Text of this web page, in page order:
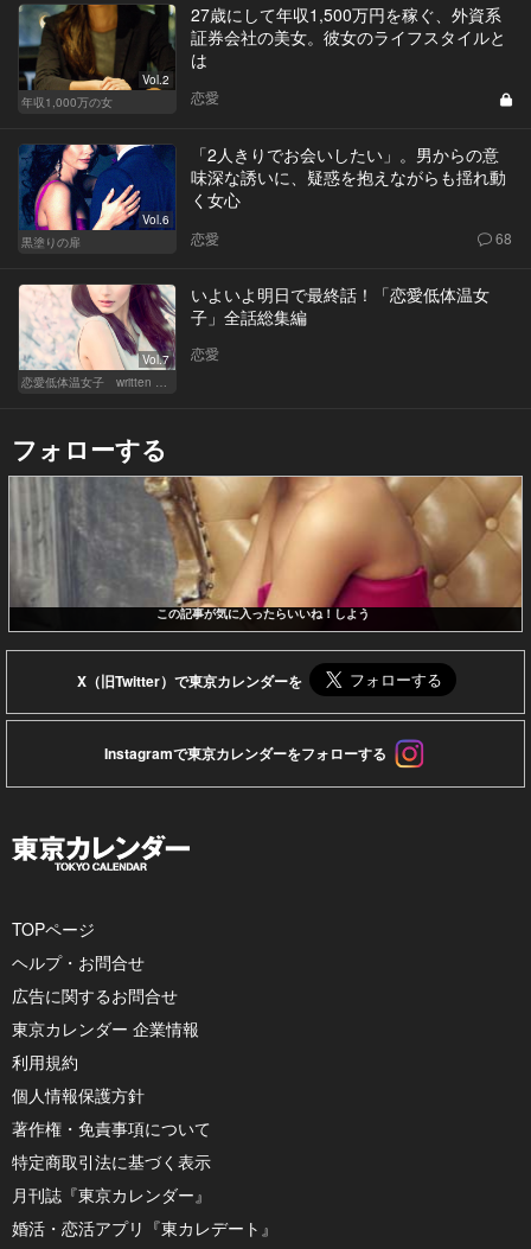
Vol.2
年収1,000万の女
27歳にして年収1,500万円を稼ぐ、外資系
証券会社の美女。彼女のライフスタイルと
は
恋愛
Vol.6
黒塗りの扉
「2人きりでお会いしたい」。男からの意
味深な誘いに、疑惑を抱えながらも揺れ動
く女心
恋愛 68
Vol.7
いよいよ明日で最終話！「恋愛低体温女
子」全話総集編
恋愛
フォローする
この記事が気に入ったらいいね！しよう
X（旧Twitter）で東京カレンダーを
Instagramで東京カレンダーをフォローする
TOPページ
ヘルプ・お問合せ
広告に関するお問合せ
東京カレンダー 企業情報
利用規約
個人情報保護方針
著作権・免責事項について
特定商取引法に基づく表示
月刊誌『東京カレンダー』
婚活・恋活アプリ『東カレデート』